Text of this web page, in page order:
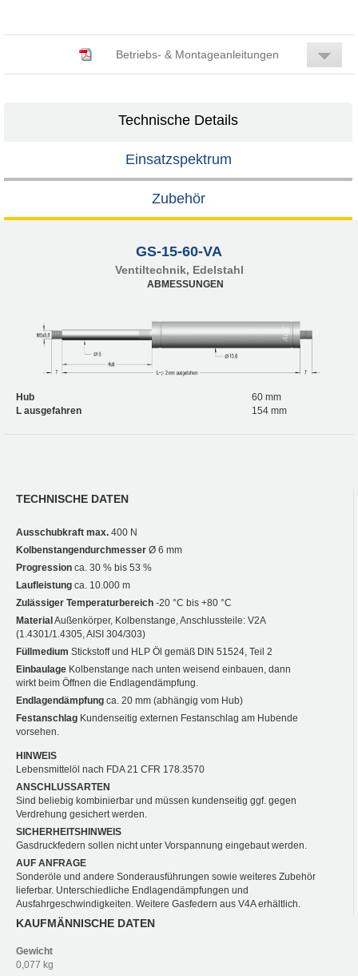
Betriebs- & Montageanleitungen
Technische Details
Einsatzspektrum
Zubehör
GS-15-60-VA
Ventiltechnik, Edelstahl
ABMESSUNGEN
Hub
60 mm
L ausgefahren
154 mm
TECHNISCHE DATEN
Ausschubkraft max. 400 N
Kolbenstangendurchmesser Ø 6 mm
Progression ca. 30 % bis 53 %
Laufleistung ca. 10.000 m
Zulässiger Temperaturbereich -20 °C bis +80 °C
Material Außenkörper, Kolbenstange, Anschlussteile: V2A
(1.4301/1.4305, AISI 304/303)
Füllmedium Stickstoff und HLP Öl gemäß DIN 51524, Teil 2
Einbaulage Kolbenstange nach unten weisend einbauen, dann
wirkt beim Öffnen die Endlagendämpfung.
Endlagendämpfung ca. 20 mm (abhängig vom Hub)
Festanschlag Kundenseitig externen Festanschlag am Hubende
vorsehen.
HINWEIS
Lebensmittelöl nach FDA 21 CFR 178.3570
ANSCHLUSSARTEN
Sind beliebig kombinierbar und müssen kundenseitig ggf. gegen
Verdrehung gesichert werden.
SICHERHEITSHINWEIS
Gasdruckfedern sollen nicht unter Vorspannung eingebaut werden.
AUF ANFRAGE
Sonderöle und andere Sonderausführungen sowie weiteres Zubehör
lieferbar. Unterschiedliche Endlagendämpfungen und
Ausfahrgeschwindigkeiten. Weitere Gasfedern aus V4A erhältlich.
KAUFMÄNNISCHE DATEN
Gewicht
0,077 kg